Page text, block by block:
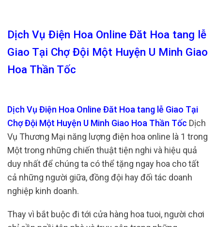
Dịch Vụ Điện Hoa Online Đăt Hoa tang lễ
Giao Tại Chợ Đội Một Huyện U Minh Giao
Hoa Thần Tốc
Dịch Vụ Điện Hoa Online Đăt Hoa tang lễ Giao Tại
Chợ Đội Một Huyện U Minh Giao Hoa Thần Tốc Dịch
Vụ Thương Mại năng lượng điện hoa online là 1 trong
Một trong những chiến thuật tiện nghi và hiệu quả
duy nhất để chúng ta có thể tặng ngay hoa cho tất
cả những người giữa, đồng đội hay đối tác doanh
nghiệp kinh doanh.
Thay vì bắt buộc đi tới cửa hàng hoa tuoi, người chơi